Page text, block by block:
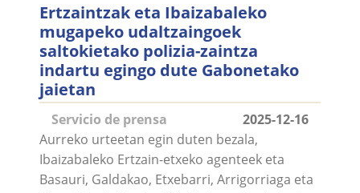
Ertzaintzak eta Ibaizabaleko
mugapeko udaltzaingoek
saltokietako polizia-zaintza
indartu egingo dute Gabonetako
jaietan
Servicio de prensa
2025-12-16
Aurreko urteetan egin duten bezala,
Ibaizabaleko Ertzain-etxeko agenteek eta
Basauri, Galdakao, Etxebarri, Arrigorriaga eta